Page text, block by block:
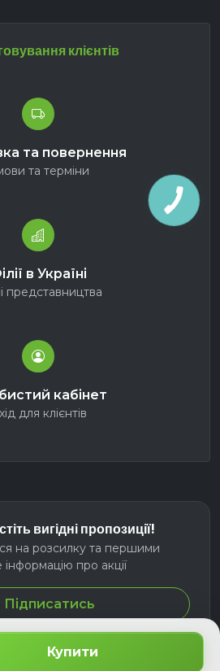
Купити
клієнтів
та повернення
та терміни
в Україні
представництва
кабінет
для клієнтів
вигідні пропозиції!
на розсилку та першими
про акції
Підписатись